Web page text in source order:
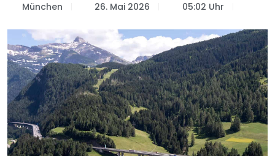
München 26. Mai 2026 05:02 Uhr